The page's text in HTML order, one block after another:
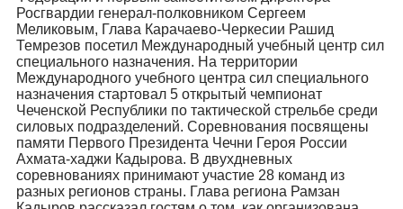
Росгвардии генерал-полковником Сергеем
Меликовым, Глава Карачаево-Черкесии Рашид
Темрезов посетил Международный учебный центр сил
специального назначения. На территории
Международного учебного центра сил специального
назначения стартовал 5 открытый чемпионат
Чеченской Республики по тактической стрельбе среди
силовых подразделений. Соревнования посвящены
памяти Первого Президента Чечни Героя России
Ахмата-хаджи Кадырова. В двухдневных
соревнованиях принимают участие 28 команд из
разных регионов страны. Глава региона Рамзан